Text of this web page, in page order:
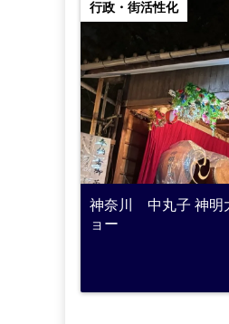
行政・街活性化
神奈川 中丸子 神明
ョー